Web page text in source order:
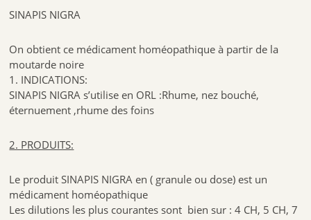
SINAPIS NIGRA
On obtient ce médicament homéopathique à partir de la
moutarde noire
1. INDICATIONS:
SINAPIS NIGRA s’utilise en ORL :Rhume, nez bouché,
éternuement ,rhume des foins
2. PRODUITS:
Le produit SINAPIS NIGRA en ( granule ou dose) est un
médicament homéopathique
Les dilutions les plus courantes sont bien sur : 4 CH, 5 CH, 7